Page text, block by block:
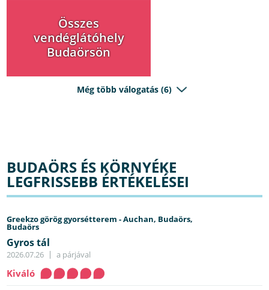
Összes
vendéglátóhely
Budaörsön
Még több válogatás (6)
BUDAÖRS ÉS KÖRNYÉKE
LEGFRISSEBB ÉRTÉKELÉSEI
Greekzo görög gyorsétterem - Auchan, Budaörs,
Budaörs
Gyros tál
2026.07.26 a párjával
Kiváló